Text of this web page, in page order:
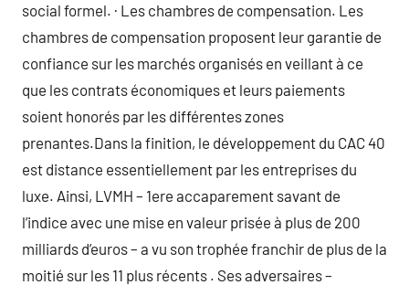
social formel. · Les chambres de compensation. Les
chambres de compensation proposent leur garantie de
confiance sur les marchés organisés en veillant à ce
que les contrats économiques et leurs paiements
soient honorés par les différentes zones
prenantes.Dans la finition, le développement du CAC 40
est distance essentiellement par les entreprises du
luxe. Ainsi, LVMH – 1ere accaparement savant de
l’indice avec une mise en valeur prisée à plus de 200
milliards d’euros – a vu son trophée franchir de plus de la
moitié sur les 11 plus récents . Ses adversaires –